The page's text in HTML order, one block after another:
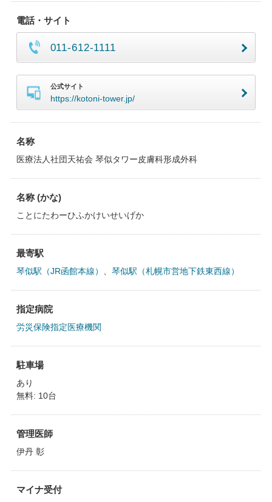
電話・サイト
011-612-1111
公式サイト
https://kotoni-tower.jp/
名称
医療法人社団天祐会 琴似タワー皮膚科形成外科
名称 (かな)
ことにたわーひふかけいせいげか
最寄駅
琴似駅（JR函館本線） 琴似駅（札幌市営地下鉄東西線）
指定病院
労災保険指定医療機関
駐車場
あり
無料: 10台
管理医師
伊丹 彰
マイナ受付